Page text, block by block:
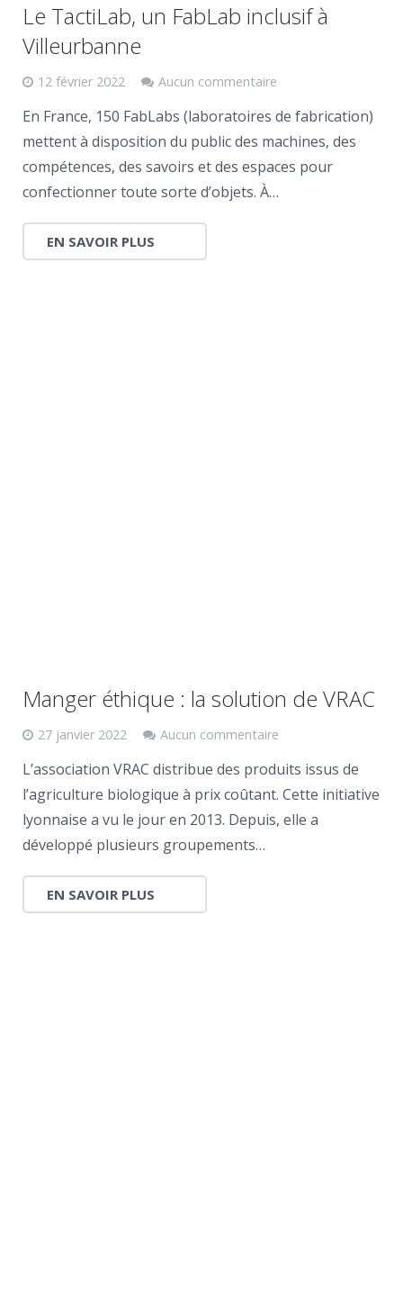
Le TactiLab, un FabLab inclusif à
Villeurbanne
12 février 2022 Aucun commentaire
En France, 150 FabLabs (laboratoires de fabrication)
mettent à disposition du public des machines, des
compétences, des savoirs et des espaces pour
confectionner toute sorte d’objets. À…
EN SAVOIR PLUS
Manger éthique : la solution de VRAC
27 janvier 2022 Aucun commentaire
L’association VRAC distribue des produits issus de
l’agriculture biologique à prix coûtant. Cette initiative
lyonnaise a vu le jour en 2013. Depuis, elle a
développé plusieurs groupements…
EN SAVOIR PLUS